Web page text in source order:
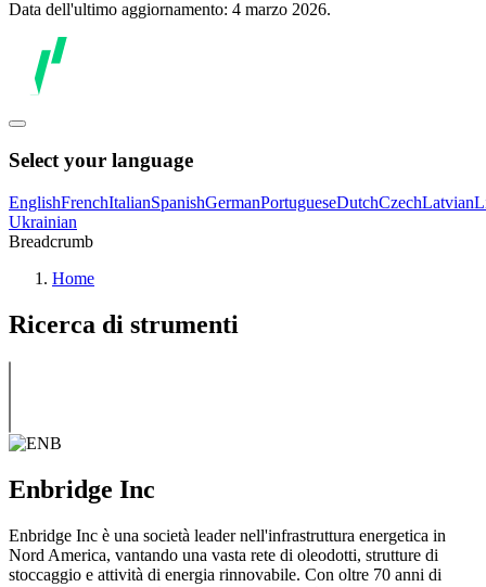
Data dell'ultimo aggiornamento: 4 marzo 2026.
Select your language
EnglishFrenchItalianSpanishGermanPortugueseDutchCzechLatvian
Ukrainian
Breadcrumb
Home
Ricerca di strumenti
Enbridge Inc
Enbridge Inc è una società leader nell'infrastruttura energetica in
Nord America, vantando una vasta rete di oleodotti, strutture di
stoccaggio e attività di energia rinnovabile. Con oltre 70 anni di